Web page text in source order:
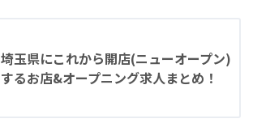
埼玉県にこれから開店(ニューオープン)
するお店&オープニング求人まとめ！